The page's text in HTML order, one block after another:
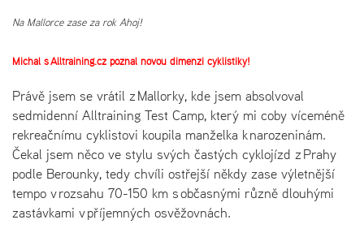
Na Mallorce zase za rok Ahoj!
Michal s Alltraining.cz poznal novou dimenzi cyklistiky!
Právě jsem se vrátil z Mallorky, kde jsem absolvoval
sedmidenní Alltraining Test Camp, který mi coby víceméně
rekreačnímu cyklistovi koupila manželka k narozeninám.
Čekal jsem něco ve stylu svých častých cyklojízd z Prahy
podle Berounky, tedy chvíli ostřejší někdy zase výletnější
tempo v rozsahu 70-150 km s občasnými různě dlouhými
zastávkami v příjemných osvěžovnách.